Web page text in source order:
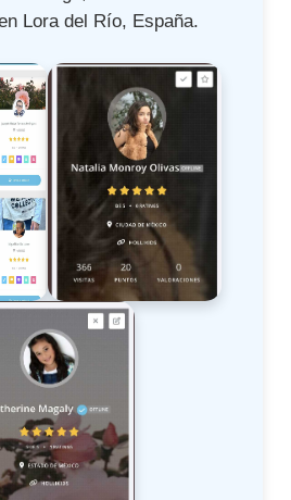
Lora del Río, España.